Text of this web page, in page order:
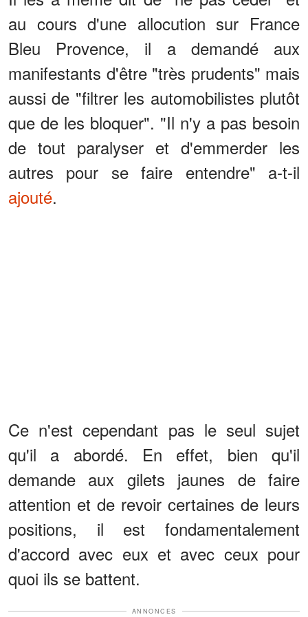
au cours d'une allocution sur France
Bleu Provence, il a demandé aux
manifestants d'être "très prudents" mais
aussi de "filtrer les automobilistes plutôt
que de les bloquer". "Il n'y a pas besoin
de tout paralyser et d'emmerder les
autres pour se faire entendre" a-t-il
ajouté.
Ce n'est cependant pas le seul sujet
qu'il a abordé. En effet, bien qu'il
demande aux gilets jaunes de faire
attention et de revoir certaines de leurs
positions, il est fondamentalement
d'accord avec eux et avec ceux pour
quoi ils se battent.
ANNONCES